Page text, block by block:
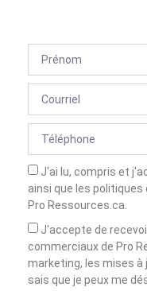
J'ai lu, compris et
ainsi que les
Pro Ressources.ca.
J'accepte de
commerciaux de Pro
marketing, les mises
sais que je peux me